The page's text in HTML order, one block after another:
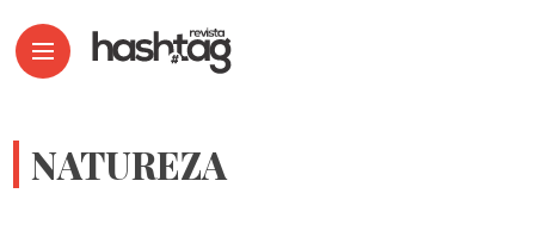
NATUREZA